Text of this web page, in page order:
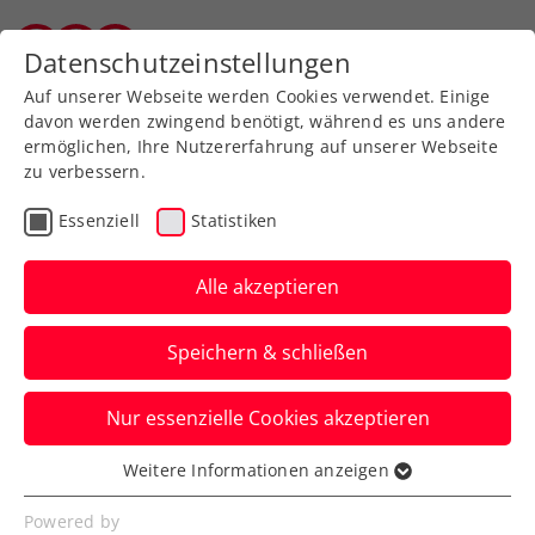
Zurück zur Newsübersicht
Turniere
Train like a Pro mit den
Coaches der Rafa Nadal
Academy
Am Rande der Erste Bank Open kannst du
dir ein exklusives, professionelles
Tennistraining sichern.
Verfasst von: Presseaussendung / Redaktion, 16.10.2024
Datenschutzeinstellungen
Auf unserer Webseite werden Cookies verwendet. Einige
davon werden zwingend benötigt, während es uns andere
ermöglichen, Ihre Nutzererfahrung auf unserer Webseite
zu verbessern.
Essenziell Statistiken
Alle akzeptieren
Speichern & schließen
Nur essenzielle Cookies akzeptieren
Essenziell
Essenzielle Cookies werden für grundlegende
Weitere Informationen anzeigen
Powered by